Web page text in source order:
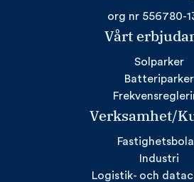
org nr 556780-
Vårt
Solparker
Batteriparker
Verksamhet/
Industri
Logistik- och